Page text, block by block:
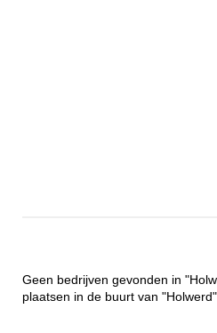
Geen bedrijven gevonden in
plaatsen in de buurt van